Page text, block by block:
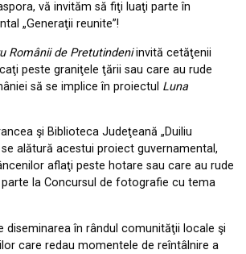
vă invităm să fiţi luaţi parte în
„Generaţii reunite”!
Românii de Pretutindeniinvită cetăţenii
peste graniţele ţării sau care au rude
să se implice în proiectul Luna
şi Biblioteca Judeţeană „Duiliu
alătură acestui proiect guvernamental,
aflaţi peste hotare sau care au rude
la Concursul de fotografie cu tema
diseminarea în rândul comunităţii locale şi
care redau momentele de reîntâlnire a